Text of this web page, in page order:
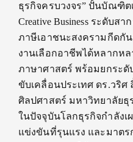
ธุรกิจครบวงจร” ปั้นบัณฑิ
Creative Business ระดับ
ภาษีเอาชนะสงครามกีดกั
งานเลือกอาชีพได้หลากห
ภาษาศาสตร์ พร้อมยกระดั
ขับเคลื่อนประเทศ ดร.วริ
ศิลปศาสตร์ มหาวิทยาลัยธุ
ในปัจจุบันโลกธุรกิจกำลัง
แข่งขันที่รุนแรง และมาตร